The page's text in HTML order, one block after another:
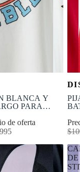
L XL
BLANCA Y
PARA
de oferta
-
DE